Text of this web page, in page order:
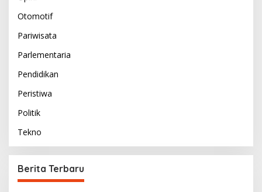
Otomotif
Pariwisata
Parlementaria
Pendidikan
Peristiwa
Politik
Tekno
Berita Terbaru